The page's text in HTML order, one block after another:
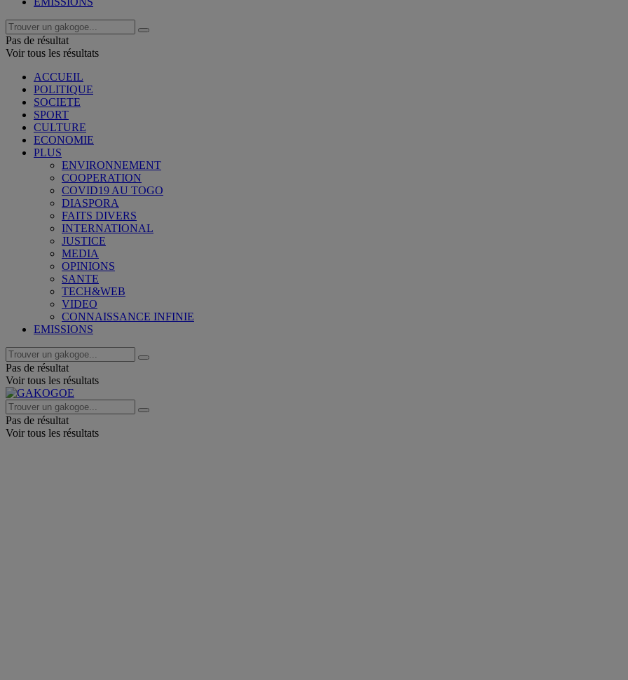
Pas de résultat
Voir tous les résultats
ACCUEIL
POLITIQUE
SOCIETE
SPORT
CULTURE
ECONOMIE
PLUS
ENVIRONNEMENT
COOPERATION
COVID19 AU TOGO
DIASPORA
FAITS DIVERS
INTERNATIONAL
JUSTICE
MEDIA
OPINIONS
SANTE
TECH&WEB
VIDEO
CONNAISSANCE INFINIE
EMISSIONS
Pas de résultat
Voir tous les résultats
Pas de résultat
Voir tous les résultats